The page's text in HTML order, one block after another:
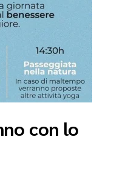
con lo